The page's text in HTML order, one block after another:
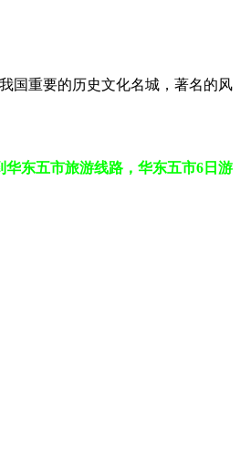
国重要的历史文化名城，著名的风
东五市旅游线路，华东五市6日游